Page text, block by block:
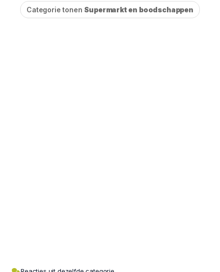
Categorie tonen Supermarkt en boodschappen